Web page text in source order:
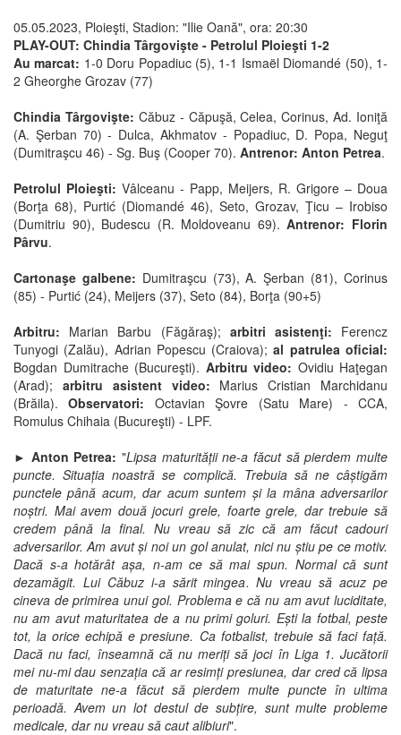
05.05.2023, Ploieşti, Stadion: "Ilie Oană", ora: 20:30
PLAY-OUT: Chindia Târgovişte - Petrolul Ploieşti 1-2
Au marcat: 1-0 Doru Popadiuc (5), 1-1 Ismaël Diomandé (50), 1-
2 Gheorghe Grozav (77)
Chindia Târgovişte: Căbuz - Căpuşă, Celea, Corinus, Ad. Ioniţă
(A. Şerban 70) - Dulca, Akhmatov - Popadiuc, D. Popa, Neguţ
(Dumitraşcu 46) - Sg. Buş (Cooper 70). Antrenor: Anton Petrea.
Petrolul Ploieşti: Vâlceanu - Papp, Meijers, R. Grigore – Doua
(Borţa 68), Purtić (Diomandé 46), Seto, Grozav, Ţicu – Irobiso
(Dumitriu 90), Budescu (R. Moldoveanu 69).Antrenor: Florin
Pârvu.
Cartonaşe galbene: Dumitraşcu (73), A. Şerban (81), Corinus
(85) - Purtić (24), Meijers (37), Seto (84), Borţa (90+5)
Arbitru: Marian Barbu (Făgăraş); arbitri asistenţi: Ferencz
Tunyogi (Zalău), Adrian Popescu (Craiova);al patrulea oficial:
Bogdan Dumitrache (Bucureşti). Arbitru video: Ovidiu Haţegan
(Arad); arbitru asistent video: Marius Cristian Marchidanu
(Brăila).Observatori: Octavian Şovre (Satu Mare) - CCA,
Romulus Chihaia (Bucureşti) - LPF.
► Anton Petrea: "Lipsa maturității ne-a făcut să pierdem multe
puncte. Situația noastră se complică. Trebuia să ne câștigăm
punctele până acum, dar acum suntem și la mâna adversarilor
noștri. Mai avem două jocuri grele, foarte grele, dar trebuie să
credem până la final. Nu vreau să zic că am făcut cadouri
adversarilor. Am avut și noi un gol anulat, nici nu știu pe ce motiv.
Dacă s-a hotărât așa, n-am ce să mai spun. Normal că sunt
dezamăgit. Lui Căbuz i-a sărit mingea. Nu vreau să acuz pe
cineva de primirea unui gol. Problema e că nu am avut luciditate,
nu am avut maturitatea de a nu primi goluri. Ești la fotbal, peste
tot, la orice echipă e presiune. Ca fotbalist, trebuie să faci față.
Dacă nu faci, înseamnă că nu meriți să joci în Liga 1. Jucătorii
mei nu-mi dau senzația că ar resimți presiunea, dar cred că lipsa
de maturitate ne-a făcut să pierdem multe puncte în ultima
perioadă. Avem un lot destul de subțire, sunt multe probleme
medicale, dar nu vreau să caut alibiuri".